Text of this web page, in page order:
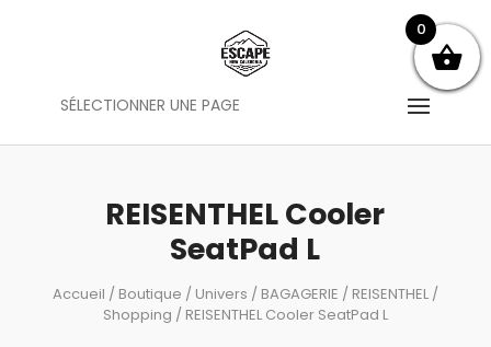
SÉLECTIONNER UNE PAGE
REISENTHEL Cooler
SeatPad L
Accueil / Boutique / Univers / BAGAGERIE / REISENTHEL/
Shopping / REISENTHEL Cooler SeatPad L
0